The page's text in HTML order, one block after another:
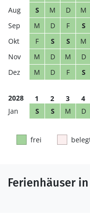
S
M D M
M
D F S
F
S S M
M
D M D
M
D F S
2028 1 2 3 4
S
S M D
frei
Ferienhäuser